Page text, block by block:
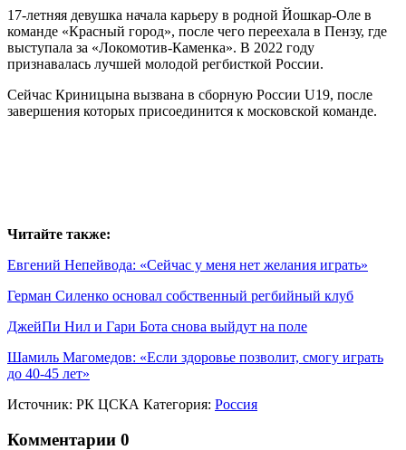
17-летняя девушка начала карьеру в родной Йошкар-Оле в
команде «Красный город», после чего переехала в Пензу, где
выступала за «Локомотив-Каменка». В 2022 году
признавалась лучшей молодой регбисткой России.
Сейчас Криницына вызвана в сборную России U19, после
завершения которых присоединится к московской команде.
Читайте также:
Евгений Непейвода: «Сейчас у меня нет желания играть»
Герман Силенко основал собственный регбийный клуб
ДжейПи Нил и Гари Бота снова выйдут на поле
Шамиль Магомедов: «Если здоровье позволит, смогу играть
до 40-45 лет»
Источник: РК ЦСКА Категория: Россия
Комментарии 0